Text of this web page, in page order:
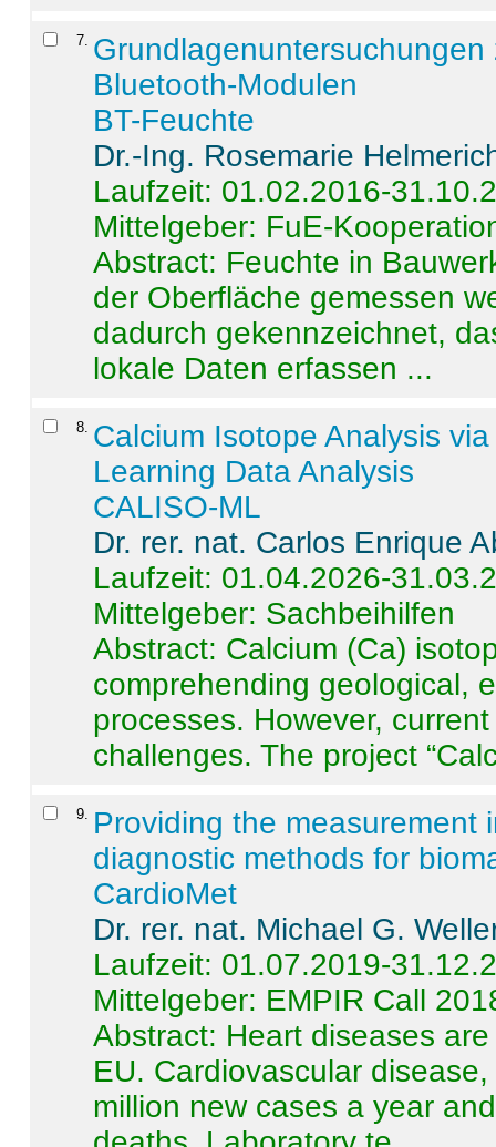
7
Bluetooth-Modulen
BT-Feuchte
Dr.-Ing. Rosemarie
Laufzeit: 01.02.2016-
Mittelgeber: FuE-
Abstract: Feuchte in
der Oberfläche gemessen
dadurch gekennzeichnet,
lokale Daten erfassen ...
8 Calcium Isotope Analysis
Learning Data Analysis
CALISO-ML
Dr. rer. nat. Carlos Enrique
Laufzeit: 01.04.2026-
Mittelgeber: Sachbeihilfen
Abstract: Calcium (Ca)
comprehending geological,
processes. However,
challenges. The project
9
Providing the measurement
diagnostic methods for
CardioMet
Dr. rer. nat. Michael G.
Laufzeit: 01.07.2019-
Mittelgeber: EMPIR Call
Abstract: Heart diseases
EU. Cardiovascular
million new cases a year